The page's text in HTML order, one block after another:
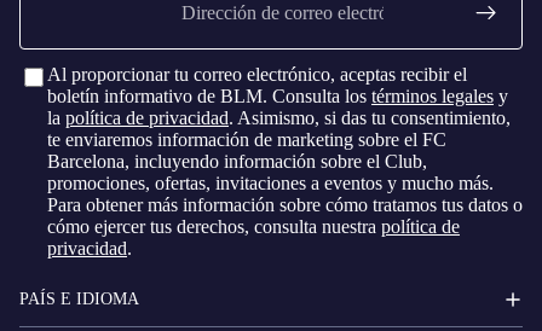
Al proporcionar tu correo electrónico, aceptas recibir el
boletín informativo de BLM. Consulta los términos legales y
la política de privacidad. Asimismo, si das tu consentimiento,
te enviaremos información de marketing sobre el FC
Barcelona, ​​incluyendo información sobre el Club,
promociones, ofertas, invitaciones a eventos y mucho más.
Para obtener más información sobre cómo tratamos tus datos o
cómo ejercer tus derechos, consulta nuestra política de
privacidad.
PAÍS E IDIOMA